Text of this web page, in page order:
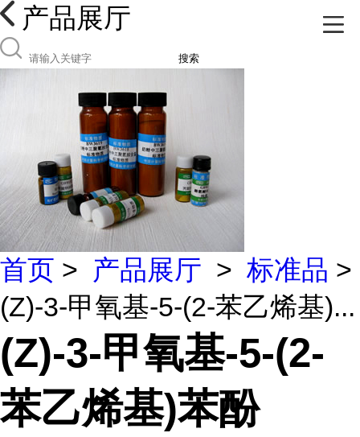
产品展厅
搜索
首页 > 产品展厅 > 标准品 >
(Z)-3-甲氧基-5-(2-苯乙烯基)...
(Z)-3-甲氧基-5-(2-
苯乙烯基)苯酚